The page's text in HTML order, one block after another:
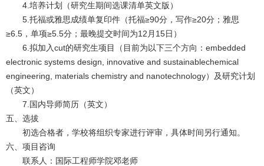
4.培养计划（研究生期间选课清单英文版）
5.托福或雅思成绩单复印件（托福≥90分，写作≥20分；雅思
≥6.5，单项≥5.5分；最晚提交时间为12月15日）
6.拟加入cut的研究生项目（目前为以下三个方向：embedded
electronic systems design, innovative and sustainablechemical
engineering, materials chemistry and nanotechnology）及研究计划
（英文）
7.国内导师简历（英文）
五、选拔
初选合格者，学校将组织专家进行评审，具体时间另行通知。
六、项目咨询
联系人：国际工程师学院邓老师